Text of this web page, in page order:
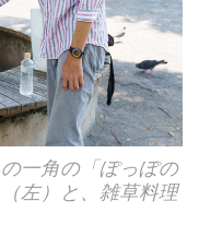
一角の「ぽっぽの
左）と、雑草料理